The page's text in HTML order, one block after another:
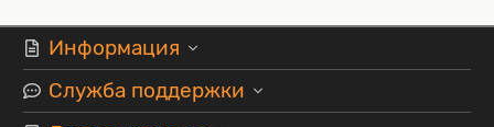
Информация
Служба поддержки